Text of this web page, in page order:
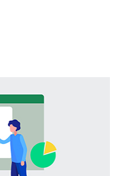
用刷卡或者生物识别技术确